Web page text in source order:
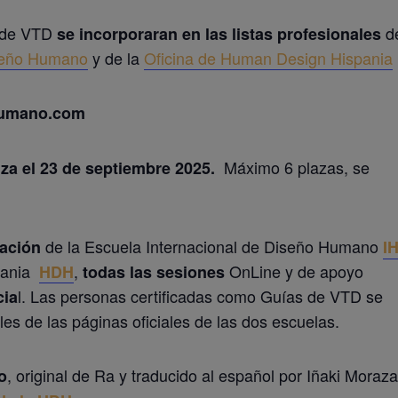
VTDse incorporaran en las listas profesionales
Humano y de la Oficina de Human Design Hispania
el 23 de septiembre 2025. Máximo 6 plazas, se
de la Escuela Internacional de Diseño Humano
HDH,todas las sesionesOnLine y de apoyo
l. Las personas certificadas como Guías de VTD se
de las páginas oficiales de las dos escuelas.
, original de Ra y traducido al español por Iñaki